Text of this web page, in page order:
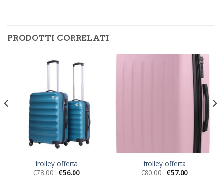
PRODOTTI CORRELATI
trolley offerta
€78.00 €56.00
trolley offerta
€80.00 €57.00